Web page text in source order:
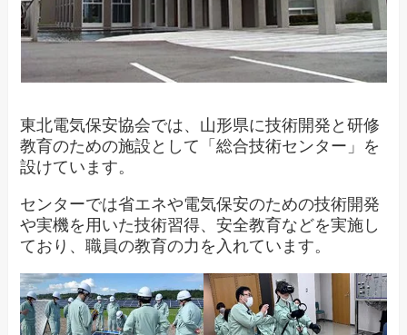
東北電気保安協会では、山形県に技術開発と研修
教育のための施設として「総合技術センター」を
設けています。
センターでは省エネや電気保安のための技術開発
や実機を用いた技術習得、安全教育などを実施し
ており、職員の教育の力を入れています。